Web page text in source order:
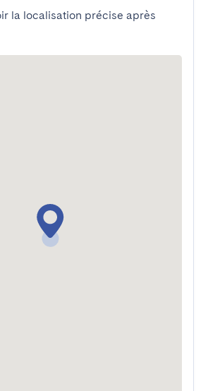
la localisation précise après